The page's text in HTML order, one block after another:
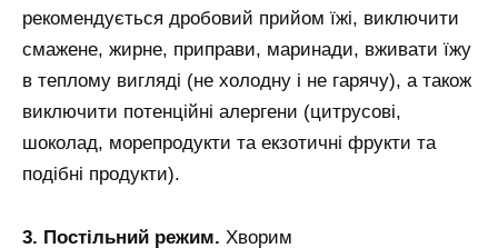
рекомендується дробовий прийом їжі, виключити
смажене, жирне, приправи, маринади, вживати їжу
в теплому вигляді (не холодну і не гарячу), а також
виключити потенційні алергени (цитрусові,
шоколад, морепродукти та екзотичні фрукти та
подібні продукти).
3. Постільний режим. Хворим